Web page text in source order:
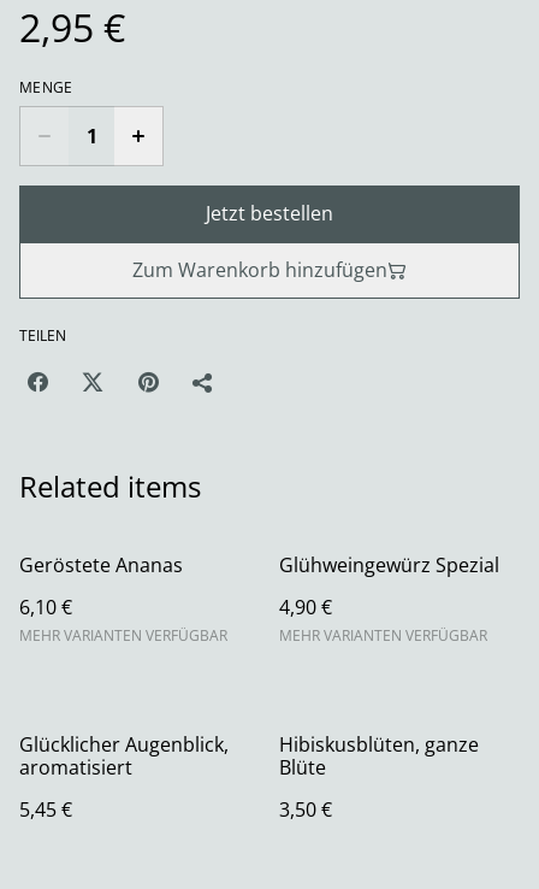
2,95 €
MENGE
Jetzt bestellen
Zum Warenkorb hinzufügen
TEILEN
Related items
Geröstete Ananas
6,10 €
MEHR VARIANTEN VERFÜGBAR
Glühweingewürz Spezial
4,90 €
MEHR VARIANTEN VERFÜGBAR
Glücklicher Augenblick,
aromatisiert
5,45 €
Hibiskusblüten, ganze
Blüte
3,50 €